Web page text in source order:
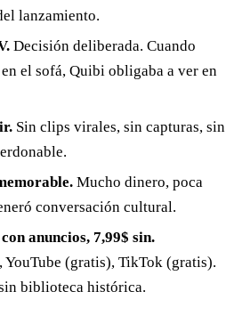
lanzamiento.
Decisión deliberada. Cuando
el sofá, Quibi obligaba a ver en
Sin clips virales, sin capturas, sin
Mucho dinero, poca
conversación cultural.
anuncios, 7,99$ sin.
(gratis), TikTok (gratis).
biblioteca histórica.